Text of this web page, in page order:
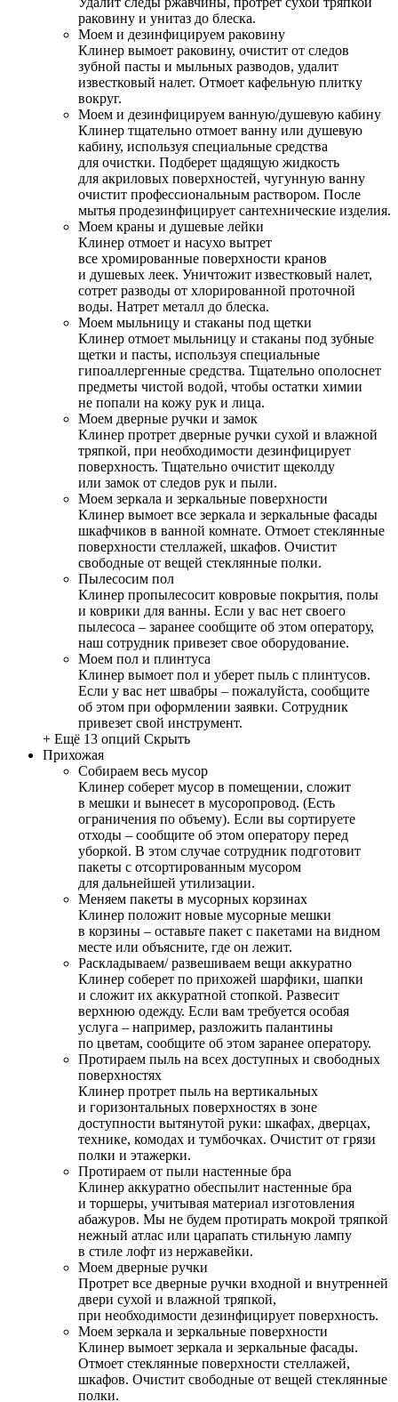
раковину и унитаз до блеска.
Моем и дезинфицируем раковину
Клинер вымоет раковину, очистит от следов
зубной пасты и мыльных разводов, удалит
известковый налет. Отмоет кафельную плитку
вокруг.
Моем и дезинфицируем ванную/душевую кабину
Клинер тщательно отмоет ванну или душевую
кабину, используя специальные средства
для очистки. Подберет щадящую жидкость
для акриловых поверхностей, чугунную ванну
очистит профессиональным раствором. После
мытья продезинфицирует сантехнические изделия.
Моем краны и душевые лейки
Клинер отмоет и насухо вытрет
все хромированные поверхности кранов
и душевых леек. Уничтожит известковый налет,
сотрет разводы от хлорированной проточной
воды. Натрет металл до блеска.
Моем мыльницу и стаканы под щетки
Клинер отмоет мыльницу и стаканы под зубные
щетки и пасты, используя специальные
гипоаллергенные средства. Тщательно ополоснет
предметы чистой водой, чтобы остатки химии
не попали на кожу рук и лица.
Моем дверные ручки и замок
Клинер протрет дверные ручки сухой и влажной
тряпкой, при необходимости дезинфицирует
поверхность. Тщательно очистит щеколду
или замок от следов рук и пыли.
Моем зеркала и зеркальные поверхности
Клинер вымоет все зеркала и зеркальные фасады
шкафчиков в ванной комнате. Отмоет стеклянные
поверхности стеллажей, шкафов. Очистит
свободные от вещей стеклянные полки.
Пылесосим пол
Клинер пропылесосит ковровые покрытия, полы
и коврики для ванны. Если у вас нет своего
пылесоса – заранее сообщите об этом оператору,
наш сотрудник привезет свое оборудование.
Моем пол и плинтуса
Клинер вымоет пол и уберет пыль с плинтусов.
Если у вас нет швабры – пожалуйста, сообщите
об этом при оформлении заявки. Сотрудник
привезет свой инструмент.
+ Ещё 13 опций Скрыть
Прихожая
Собираем весь мусор
Клинер соберет мусор в помещении, сложит
в мешки и вынесет в мусоропровод. (Есть
ограничения по объему). Если вы сортируете
отходы – сообщите об этом оператору перед
уборкой. В этом случае сотрудник подготовит
пакеты с отсортированным мусором
для дальнейшей утилизации.
Меняем пакеты в мусорных корзинах
Клинер положит новые мусорные мешки
в корзины – оставьте пакет с пакетами на видном
месте или объясните, где он лежит.
Раскладываем/ развешиваем вещи аккуратно
Клинер соберет по прихожей шарфики, шапки
и сложит их аккуратной стопкой. Развесит
верхнюю одежду. Если вам требуется особая
услуга – например, разложить палантины
по цветам, сообщите об этом заранее оператору.
Протираем пыль на всех доступных и свободных
поверхностях
Клинер протрет пыль на вертикальных
и горизонтальных поверхностях в зоне
доступности вытянутой руки: шкафах, дверцах,
технике, комодах и тумбочках. Очистит от грязи
полки и этажерки.
Протираем от пыли настенные бра
Клинер аккуратно обеспылит настенные бра
и торшеры, учитывая материал изготовления
абажуров. Мы не будем протирать мокрой тряпкой
нежный атлас или царапать стильную лампу
в стиле лофт из нержавейки.
Моем дверные ручки
Протрет все дверные ручки входной и внутренней
двери сухой и влажной тряпкой,
при необходимости дезинфицирует поверхность.
Моем зеркала и зеркальные поверхности
Клинер вымоет зеркала и зеркальные фасады.
Отмоет стеклянные поверхности стеллажей,
шкафов. Очистит свободные от вещей стеклянные
полки.